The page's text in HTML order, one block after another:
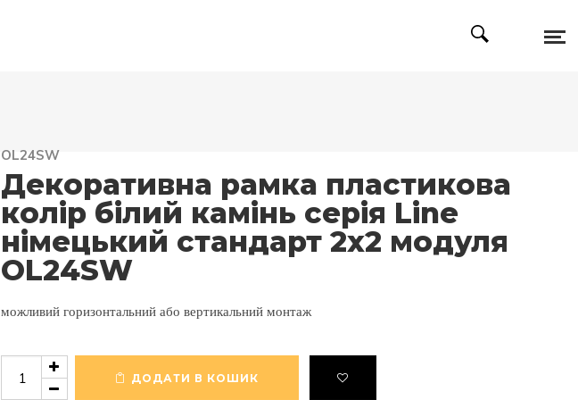
OL24SW
Декоративна рамка пластикова
колір білий камінь серія Line
німецький стандарт 2х2 модуля
OL24SW
можливий горизонтальний або вертикальний монтаж
Декоративна
рамка
ДОДАТИ В КОШИК